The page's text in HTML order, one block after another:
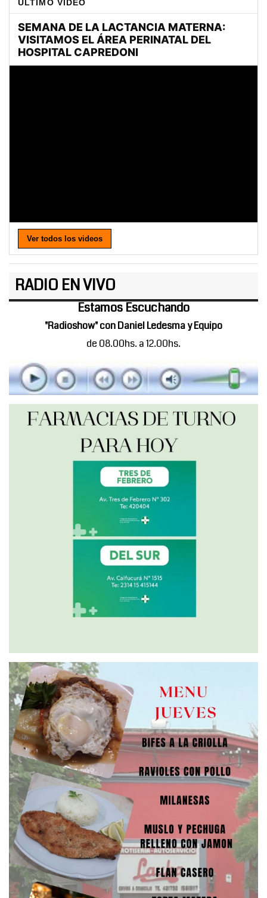
ULTIMO VIDEO
Ver todos los videos
RADIO EN VIVO
Estamos Escuchando
"Radioshow" con Daniel Ledesma y Equipo
de 08.00hs. a 12.00hs.